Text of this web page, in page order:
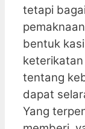
tetapi
bentuk
tentang
dapat
Yang